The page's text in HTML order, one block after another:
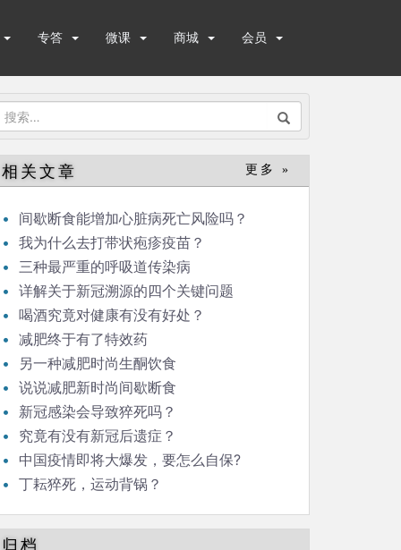
专答 微课 商城 会员
搜
：
相关文章 更多 »
间歇断食能增加心脏病死亡风险吗？
我为什么去打带状疱疹疫苗？
三种最严重的呼吸道传染病
详解关于新冠溯源的四个关键问题
喝酒究竟对健康有没有好处？
减肥终于有了特效药
另一种减肥时尚生酮饮食
说说减肥新时尚间歇断食
新冠感染会导致猝死吗？
究竟有没有新冠后遗症？
中国疫情即将大爆发，要怎么自保?
丁耘猝死，运动背锅？
归档